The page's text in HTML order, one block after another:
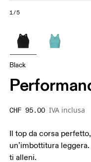
1/5
Black
CHF 95.00 IVA inclusa
Il top da corsa
un’imbottitura
ti alleni.